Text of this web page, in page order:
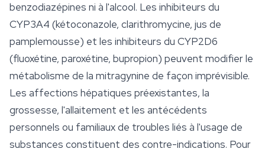
benzodiazépines ni à l'alcool. Les inhibiteurs du
CYP3A4 (kétoconazole, clarithromycine, jus de
pamplemousse) et les inhibiteurs du CYP2D6
(fluoxétine, paroxétine, bupropion) peuvent modifier le
métabolisme de la mitragynine de façon imprévisible.
Les affections hépatiques préexistantes, la
grossesse, l'allaitement et les antécédents
personnels ou familiaux de troubles liés à l'usage de
substances constituent des contre-indications. Pour